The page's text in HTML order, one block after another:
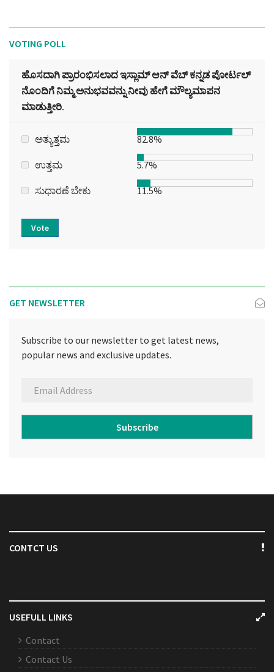
VOTING POLL
ಹೊಸದಾಗಿ ಪ್ರಾರಂಭಿಸಲಾದ ಇಸ್ಲಾಮ್ ಆನ್ ವೆಬ್ ಕನ್ನಡ ಪೋರ್ಟಲ್‌
ನೊಂದಿಗೆ ನಿಮ್ಮ ಅನುಭವವನ್ನು ನೀವು ಹೇಗೆ ಮೌಲ್ಯಮಾಪನ
ಮಾಡುತ್ತೀರಿ.
ಅತ್ಯುತ್ತಮ 82.8%
ಉತ್ತಮ 5.7%
ಸುಧಾರಣೆ ಬೇಕು 11.5%
Vote
GET NEWSLETTER
Subscribe to our newsletter to get latest news,
popular news and exclusive updates.
Subscribe
CONTCT US
USEFULL LINKS
Contact
Contact Us